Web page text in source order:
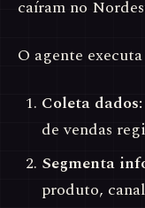
caíram no
O agente
Coleta dados:
de vendas
Segmenta
produto,